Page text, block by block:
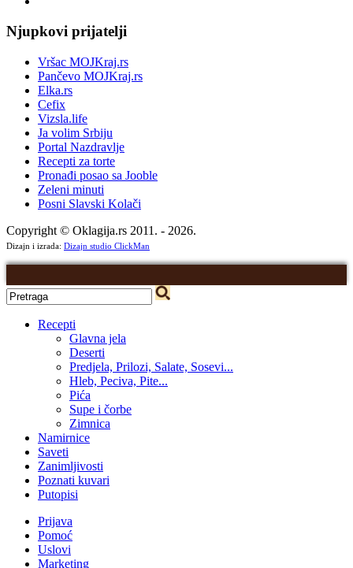
Njupkovi prijatelji
Vršac MOJKraj.rs
Pančevo MOJKraj.rs
Elka.rs
Cefix
Vizsla.life
Ja volim Srbiju
Portal Nazdravlje
Recepti za torte
Pronađi posao sa Jooble
Zeleni minuti
Posni Slavski Kolači
Copyright © Oklagija.rs 2011. - 2026.
Dizajn i izrada: Dizajn studio ClickMan
Recepti
Glavna jela
Deserti
Predjela, Prilozi, Salate, Sosevi...
Hleb, Peciva, Pite...
Pića
Supe i čorbe
Zimnica
Namirnice
Saveti
Zanimljivosti
Poznati kuvari
Putopisi
Prijava
Pomoć
Uslovi
Marketing